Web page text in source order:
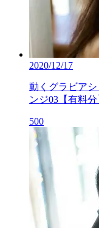
2020/12/17
動くグラビア
ンジ03【有料分
500